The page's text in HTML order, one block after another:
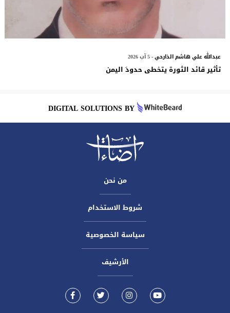
عبدالله علي هاشم الذارحي- 5 آب 2026
تأثير قائد الثورة يتخطى حدودَ اليمن
DIGITAL SOLUTIONS BY
من نحن
شروط الاستخدام
سياسة الخصوصية
الأرشيف